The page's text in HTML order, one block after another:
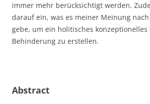
immer mehr berücksichtigt werden.
darauf ein, was es meiner Meinung
gebe, um ein holitisches konzeptionelles
Behinderung zu erstellen.
Abstract